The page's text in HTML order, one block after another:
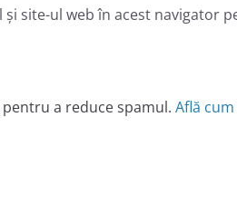
și site-ul web în acest navigator
a reduce spamul. Află